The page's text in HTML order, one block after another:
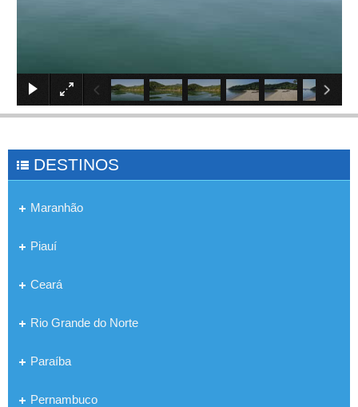
×
DESTINOS
Maranhão
Piauí
Ceará
Rio Grande do Norte
Paraíba
Pernambuco